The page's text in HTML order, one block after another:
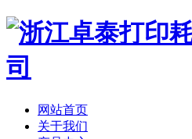
网站首页
关于我们